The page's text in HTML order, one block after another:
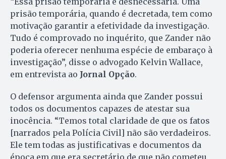
prisão temporária, quando é decretada, tem como
motivação garantir a efetividade da investigação.
Tudo é comprovado no inquérito, que Zander não
poderia oferecer nenhuma espécie de embaraço à
investigação”, disse o advogado Kelvin Wallace,
em entrevista ao Jornal Opção.
O defensor argumenta ainda que Zander possui
todos os documentos capazes de atestar sua
inocência. “Temos total claridade de que os fatos
[narrados pela Polícia Civil] não são verdadeiros.
Ele tem todas as justificativas e documentos da